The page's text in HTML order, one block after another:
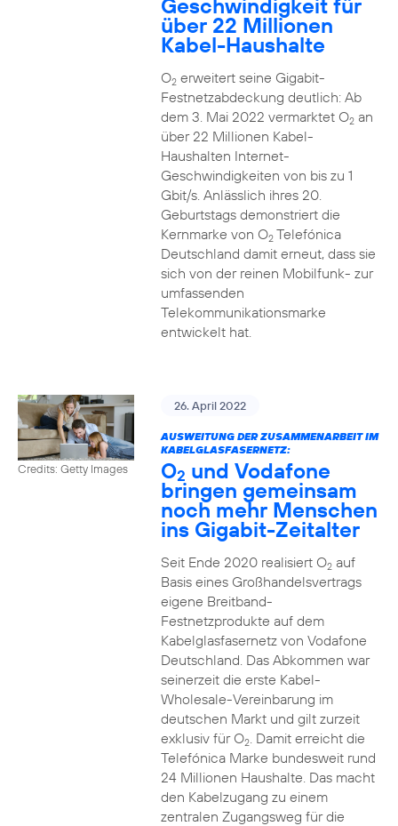
Geschwindigkeit für
über 22 Millionen
Kabel-Haushalte
O2erweitert seine Gigabit-
Festnetzabdeckung deutlich: Ab
dem 3. Mai 2022 vermarktet O2an
über 22 Millionen Kabel-
Haushalten Internet-
Geschwindigkeiten von bis zu 1
Gbit/s. Anlässlich ihres 20.
Geburtstags demonstriert die
Kernmarke von O2Telefónica
Deutschland damit erneut, dass sie
sich von der reinen Mobilfunk- zur
umfassenden
Telekommunikationsmarke
entwickelt hat.
Credits: Getty Images
26. April 2022
AUSWEITUNG DER ZUSAMMENARBEIT IM
KABELGLASFASERNETZ:
O2 und Vodafone
bringen gemeinsam
noch mehr Menschen
ins Gigabit-Zeitalter
Seit Ende 2020 realisiert O2auf
Basis eines Großhandelsvertrags
eigene Breitband-
Festnetzprodukte auf dem
Kabelglasfasernetz von Vodafone
Deutschland. Das Abkommen war
seinerzeit die erste Kabel-
Wholesale-Vereinbarung im
deutschen Markt und gilt zurzeit
exklusiv für O2. Damit erreicht die
Telefónica Marke bundesweit rund
24 Millionen Haushalte. Das macht
den Kabelzugang zu einem
zentralen Zugangsweg für die